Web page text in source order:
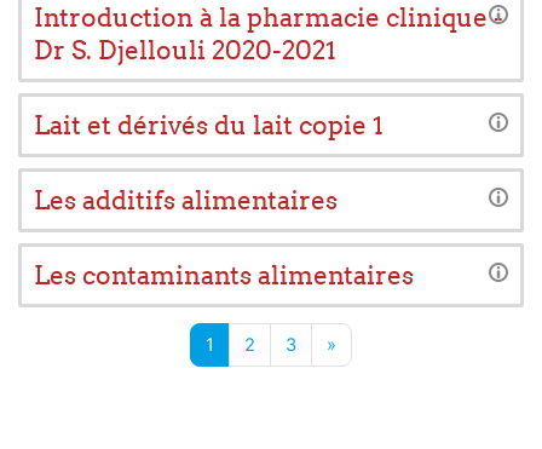
Introduction à la pharmacie clinique -
Dr S. Djellouli 2020-2021
Lait et dérivés du lait copie 1
Les additifs alimentaires
Les contaminants alimentaires
1 Page 1
2 Page 2
3Page 3
»